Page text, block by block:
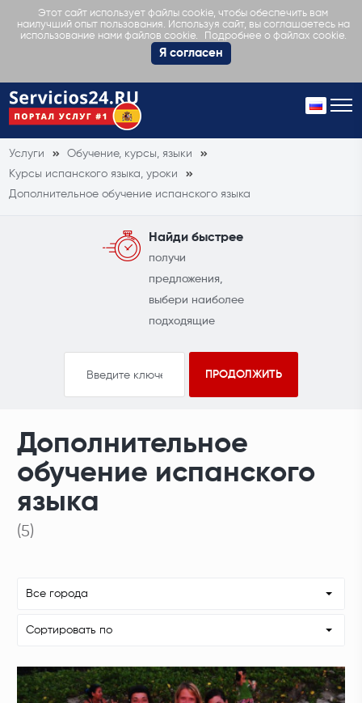
Этот сайт использует файлы cookie, чтобы обеспечить вам
наилучший опыт пользования. Используя сайт, вы соглашаетесь на
использование нами файлов cookie.
Подробнее о файлах cookie.
Я согласен
Услуги
Обучение, курсы, языки
Курсы испанского языка, уроки
Дополнительное обучение испанского языка
Найди быстрее
получи
предложения,
выбери наиболее
подходящие
Дополнительное
обучение испанского
языка
(5)
Все города
Сортировать по